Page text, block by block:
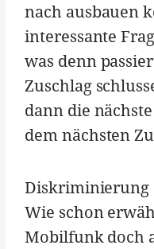
nach ausbauen
interessante
was denn
Zuschlag
dann die
dem nächsten
Diskriminierung
Wie schon
Mobilfunk doch